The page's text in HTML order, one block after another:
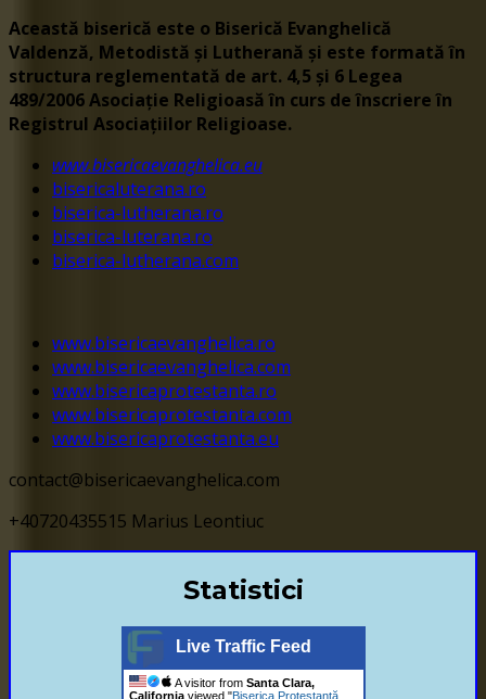
Această biserică este o Biserică Evanghelică
Valdenză, Metodistă și Lutherană și este formată în
structura reglementată de art. 4,5 și 6 Legea
489/2006Asociație Religioasă în curs de înscriere în
Registrul Asociațiilor Religioase.
www.bisericaevanghelica.eu
bisericaluterana.ro
biserica-lutherana.ro
biserica-luterana.ro
biserica-lutherana.com
www.bisericaevanghelica.ro
www.bisericaevanghelica.com
www.bisericaprotestanta.ro
www.bisericaprotestanta.com
www.bisericaprotestanta.eu
contact@bisericaevanghelica.com
+40720435515 Marius Leontiuc
Statistici
Live Traffic Feed
A visitor from Santa Clara,
Californiaviewed "Biserica Protestantă